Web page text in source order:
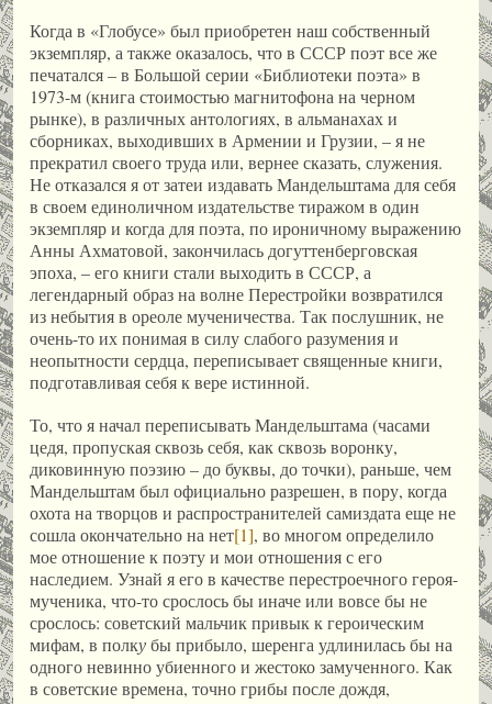
Когда в «Глобусе» был приобретен наш собственный
экземпляр, а также оказалось, что в СССР поэт все же
печатался – в Большой серии «Библиотеки поэта» в
1973-м (книга стоимостью магнитофона на черном
рынке), в различных антологиях, в альманахах и
сборниках, выходивших в Армении и Грузии, – я не
прекратил своего труда или, вернее сказать, служения.
Не отказался я от затеи издавать Мандельштама для себя
в своем единоличном издательстве тиражом в один
экземпляр и когда для поэта, по ироничному выражению
Анны Ахматовой, закончилась догуттенберговская
эпоха, – его книги стали выходить в СССР, а
легендарный образ на волне Перестройки возвратился
из небытия в ореоле мученичества. Так послушник, не
очень-то их понимая в силу слабого разумения и
неопытности сердца, переписывает священные книги,
подготавливая себя к вере истинной.
То, что я начал переписывать Мандельштама (часами
цедя, пропуская сквозь себя, как сквозь воронку,
диковинную поэзию – до буквы, до точки), раньше, чем
Мандельштам был официально разрешен, в пору, когда
охота на творцов и распространителей самиздата еще не
сошла окончательно на нет[1], во многом определило
мое отношение к поэту и мои отношения с его
наследием. Узнай я его в качестве перестроечного героя-
мученика, что-то срослось бы иначе или вовсе бы не
срослось: советский мальчик привык к героическим
мифам, в полкубы прибыло, шеренга удлинилась бы на
одного невинно убиенного и жестоко замученного. Как
в советские времена, точно грибы после дождя,